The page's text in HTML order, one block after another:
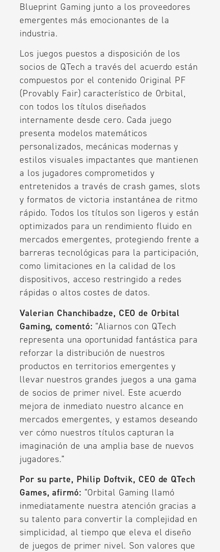
Blueprint Gaming junto a los proveedores
emergentes más emocionantes de la
industria.
Los juegos puestos a disposición de los
socios de QTech a través del acuerdo están
compuestos por el contenido Original PF
(Provably Fair) característico de Orbital,
con todos los títulos diseñados
internamente desde cero. Cada juego
presenta modelos matemáticos
personalizados, mecánicas modernas y
estilos visuales impactantes que mantienen
a los jugadores comprometidos y
entretenidos a través de crash games, slots
y formatos de victoria instantánea de ritmo
rápido. Todos los títulos son ligeros y están
optimizados para un rendimiento fluido en
mercados emergentes, protegiendo frente a
barreras tecnológicas para la participación,
como limitaciones en la calidad de los
dispositivos, acceso restringido a redes
rápidas o altos costes de datos.
Valerian Chanchibadze, CEO de Orbital
Gaming, comentó: “Aliarnos con QTech
representa una oportunidad fantástica para
reforzar la distribución de nuestros
productos en territorios emergentes y
llevar nuestros grandes juegos a una gama
de socios de primer nivel. Este acuerdo
mejora de inmediato nuestro alcance en
mercados emergentes, y estamos deseando
ver cómo nuestros títulos capturan la
imaginación de una amplia base de nuevos
jugadores.”
Por su parte, Philip Doftvik, CEO de QTech
Games, afirmó: “Orbital Gaming llamó
inmediatamente nuestra atención gracias a
su talento para convertir la complejidad en
simplicidad, al tiempo que eleva el diseño
de juegos de primer nivel. Son valores que